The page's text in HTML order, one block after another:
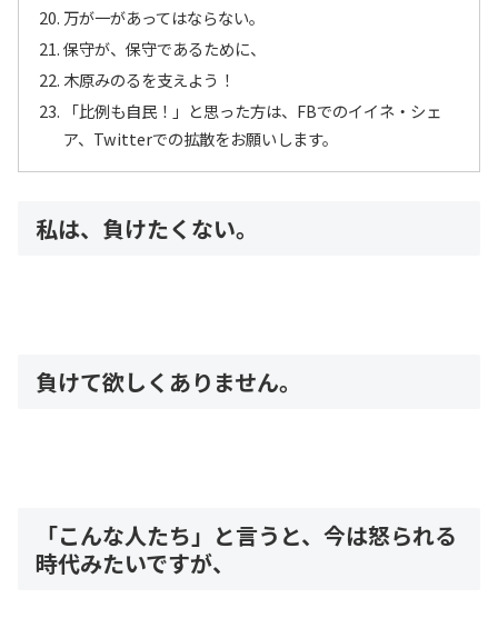
万が一があってはならない。
保守が、保守であるために、
木原みのるを支えよう！
「比例も自民！」と思った方は、FBでのイイネ・シェ
ア、Twitterでの拡散をお願いします。
私は、負けたくない。
負けて欲しくありません。
「こんな人たち」と言うと、今は怒られる
時代みたいですが、